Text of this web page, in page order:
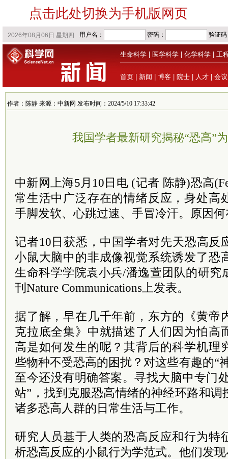
点击此处切换为手机版网页
生命科学 医学科学 化学科学 工
首页 新闻 博客 院士 人才 会议
作者：陈静 来源：中新网 发布时间：2024/5/10 17:33:42
我国学者最新研究揭秘“恐高”
中新网上海5月10日电 (记者 陈静)恐高
常生活中广泛存在的情绪反应，身处高
手脚发软、心跳过速、手冒冷汗。原因
记者10日获悉，中国学者对先天恐高反
小鼠大脑中的非成像视觉系统诱发了恐
生命科学学院袁小兵/潘逸萱团队的研究
刊Nature Communications上发表。
据了解，早在几千年前，东方的《黄帝
克拉底全集》中就描述了人们因为怕高
高是如何发生的呢？其背后的科学机理
些物种不受恐高的困扰？对这些有趣的“
至今还没有明确答案。寻找大脑中专门
站”，找到克服恐高情绪的神经环路和
诸多恐高人群的日常生活与工作。
研究人员基于人类的恐高反应和行为特
析恐高反应的小鼠行为学范式。他们发